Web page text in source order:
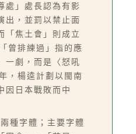
處」處長認為有影
出，並罰以禁止面
「焦土會」則成立
曾排練過」指的應
一劇，而是〈怒吼
，楊逵計劃以閩南
因日本戰敗而中
種字體；主要字體